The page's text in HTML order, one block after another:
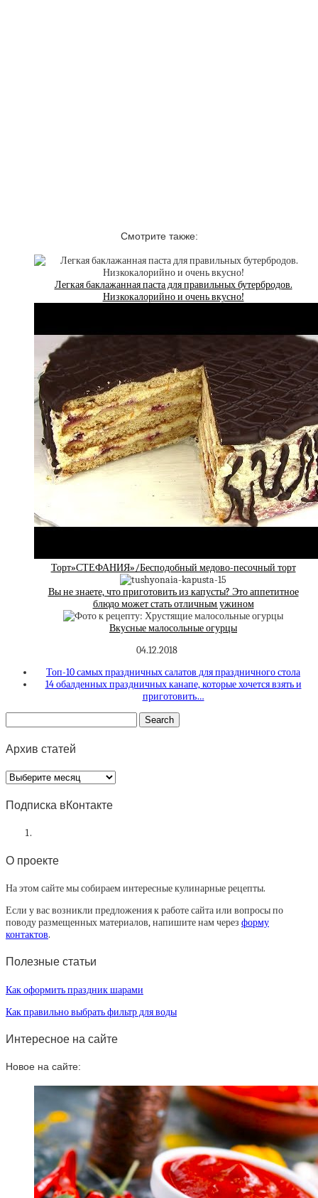
Смотрите также:
Легкая баклажанная паста для правильных бутербродов.
Низкокалорийно и очень вкусно!
Торт»СТЕФАНИЯ»/Бесподобный медово-песочный торт
Вы не знаете, что приготовить из капусты? Это аппетитное
блюдо может стать отличным ужином
Вкусные малосольные огурцы
04.12.2018
Топ-10 самых праздничных салатов для праздничного стола
14 обалденных праздничных канапе, которые хочется взять и
приготовить…
Архив статей
Архив
статей
Подписка вКонтакте
О проекте
На этом сайте мы собираем интересные кулинарные рецепты.
Если у вас возникли предложения к работе сайта или вопросы по
поводу размещенных материалов, напишите нам через форму
контактов.
Полезные статьи
Как оформить праздник шарами
Как правильно выбрать фильтр для воды
Интересное на сайте
Новое на сайте: